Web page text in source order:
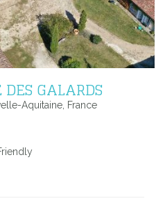
GALARDS
Aquitaine, France